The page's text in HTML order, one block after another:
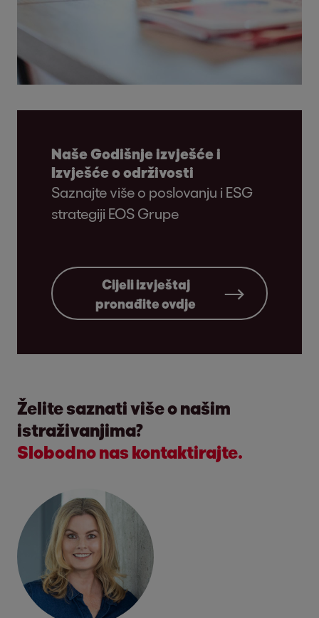
Naše Godišnje izvješće i
Izvješće o održivosti
Saznajte više o poslovanju i ESG
strategiji EOS Grupe
Cijeli izvještaj
pronađite ovdje
Želite saznati više o našim
istraživanjima?
Slobodno nas kontaktirajte.